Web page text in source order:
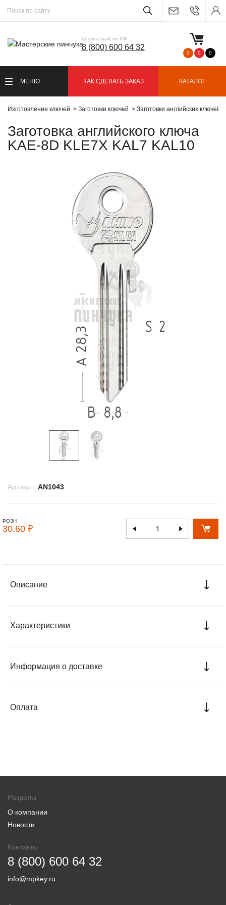
бесплатный по РФ
8 (800) 600 64 32
0 0 0
МЕНЮ КАК СДЕЛАТЬ ЗАКАЗ КАТАЛОГ
Изготовление ключей Заготовки ключей Заготовки английских ключей
Заготовка английского ключа
KAE-8D KLE7X KAL7 KAL10
Артикул: AN1043
РОЗН
30.60 ₽
Описание
Характеристики
Информация о доставке
Оплата
Разделы
О компании
Новости
Контакты
8 (800) 600 64 32
info@mpkey.ru